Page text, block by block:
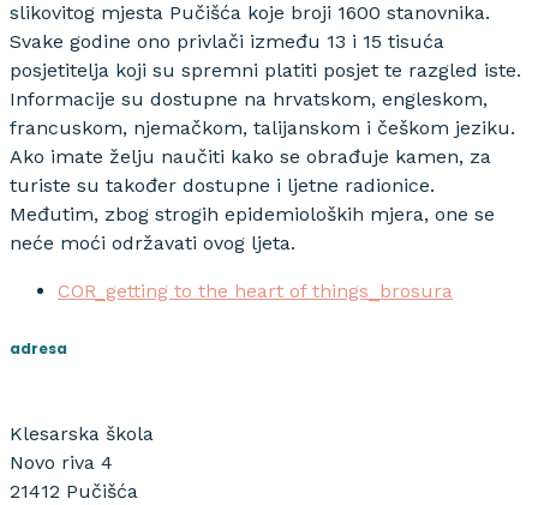
slikovitog mjesta Pučišća koje broji 1600 stanovnika.
Svake godine ono privlači između 13 i 15 tisuća
posjetitelja koji su spremni platiti posjet te razgled iste.
Informacije su dostupne na hrvatskom, engleskom,
francuskom, njemačkom, talijanskom i češkom jeziku.
Ako imate želju naučiti kako se obrađuje kamen, za
turiste su također dostupne i ljetne radionice.
Međutim, zbog strogih epidemioloških mjera, one se
neće moći održavati ovog ljeta.
COR_getting to the heart of things_brosura
adresa
Klesarska škola
Novo riva 4
21412 Pučišća